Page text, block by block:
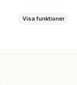
Visa funktioner